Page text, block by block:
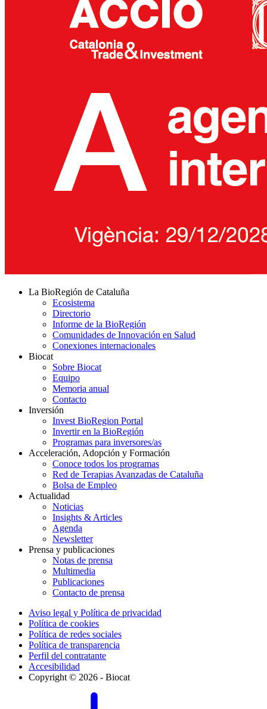
La BioRegión de Cataluña
Ecosistema
Directorio
Informe de la BioRegión
Comunidades de Innovación en Salud
Conexiones internacionales
Biocat
Sobre Biocat
Equipo
Memoria anual
Contacto
Inversión
Invest BioRegion Portal
Invertir en la BioRegión
Programas para inversores/as
Acceleración, Adopción y Formación
Conoce todos los programas
Red de Terapias Avanzadas de Cataluña
Bolsa de Empleo
Actualidad
Noticias
Insights & Articles
Agenda
Newsletter
Prensa y publicaciones
Notas de prensa
Multimedia
Publicaciones
Contacto de prensa
Aviso legal y Política de privacidad
Política de cookies
Política de redes sociales
Política de transparencia
Perfil del contratante
Accesibilidad
Copyright © 2026 - Biocat